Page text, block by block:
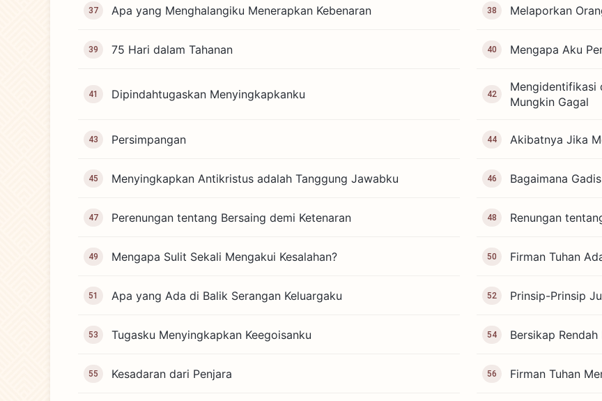
37 Apa yang Menghalangiku Menerapkan Kebenaran 38 Melaporkan
39 75 Hari dalam Tahanan 40 Mengapa Aku
41 Dipindahtugaskan Menyingkapkanku 42
Mengidentifikasi
Mungkin Gagal
43 Persimpangan 44 Akibatnya Jika
45 Menyingkapkan Antikristus adalah Tanggung Jawabku 46 Bagaimana
47 Perenungan tentang Bersaing demi Ketenaran 48 Renungan
49 Mengapa Sulit Sekali Mengakui Kesalahan? 50 Firman Tuhan
51 Apa yang Ada di Balik Serangan Keluargaku 52 Prinsip-Prinsip
53 Tugasku Menyingkapkan Keegoisanku 54 Bersikap
55 Kesadaran dari Penjara 56 Firman Tuhan